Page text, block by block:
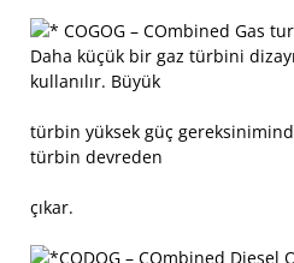
COGOG – COmbined Gas
Daha küçük bir gaz türbini
kullanılır. Büyük
türbin yüksek güç
türbin devreden
çıkar.
CODOG – COmbined Diesel